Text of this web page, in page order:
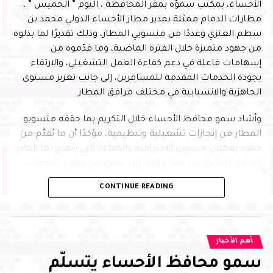
الرجال والنساء في المحافظة، وبلغ عدد الفائزين أكثر من 28
فائزًا وفائزة في جميع المستويات.
RELATED TOPICS:
UP
DON'T MISS
سمو محافظ الأحساء يستقبل مدير مكتب الأحوال
الأحساء، بمكتب سموّه بمقر المحافظة ، اليوم ” الخميس ” ،
مطارات الدمام ممثلة بمدير مطار الأحساء الدولي محمد بن
سطم العنزي وعددًا من منسوبي المطار، وذلك تقديرًا لما بذلوه
من جهود متميزة خلال الفترة الماضية، وما قدّموه من
إسهامات فاعلة في دعم كفاءة العمل التشغيلي، والارتقاء
بجودة الخدمات المقدمة للمسافرين، إلى جانب تعزيز مستوى
الجاهزية والانسيابية في مختلف مرافق المطار
وأشاد سمو محافظ الأحساء خلال التكريم بما حققه منسوبو
المطار من إنجازات تشغيلية وتنظيمية، مؤكدًا أن ما يُقدَّم من
جهود يعكس مستوى الاحترافية والكفاءة التي يتمتع بها الكادر
وتحسين تجربة المسافر، بما يواكب مستهدفات رؤية المملكة
وأكد سموّه أن هذا التكريم يأتي في إطار الدعم المستمر من
القيادة الرشيدة -حفظها الله- لتحفيز الكفاءات الوطنية في
مختلف القطاعات، مشيرًا إلى أهمية مواصلة العمل بروح
الفريق الواحد، وتعزيز مبادرات التطوير والابتكار ، بما يسهم في
CONTINUE READING
أهم الأخبار
سمو محافظ الأحساء يتسلّم